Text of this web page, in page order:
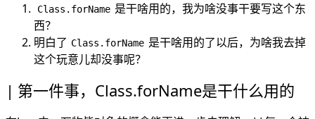
Class.forName 是干啥用的，我为啥没事干要写这个东
西？
明白了 Class.forName 是干啥用的了以后，为啥我去掉
这个玩意儿却没事呢？
第一件事，Class.forName是干什么用的